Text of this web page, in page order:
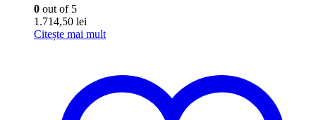
0 out of 5
1.714,50 lei
Citește mai mult